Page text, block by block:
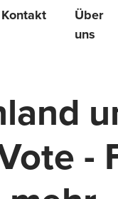
Kontakt
Über
uns
-